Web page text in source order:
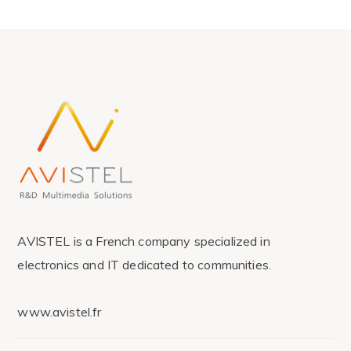
AVISTEL is a French company specialized in
electronics and IT dedicated to communities.
www.avistel.fr